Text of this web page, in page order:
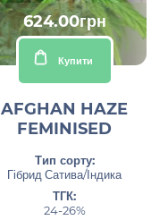
624.00грн
Купити
AFGHAN HAZE
FEMINISED
Тип сорту:
Гібрид Сатива/Індика
ТГК:
24-26%